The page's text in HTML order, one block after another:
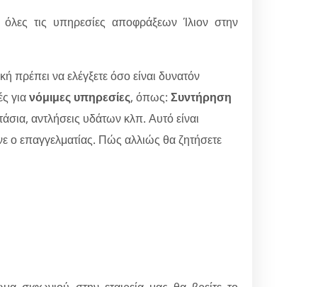
όλες τις υπηρεσίες αποφράξεων Ίλιον στην
πρέπει να ελέγξετε όσο είναι δυνατόν
γιανόμιμες υπηρεσίες, όπως: Συντήρηση
αντλήσεις υδάτων κλπ. Αυτό είναι
ο επαγγελματίας. Πώς αλλιώς θα ζητήσετε